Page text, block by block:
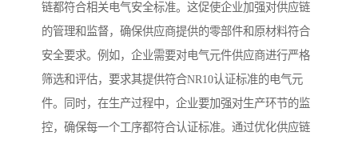
链都符合相关电气安全标准。这促使企业加强对供应链
的管理和监督，确保供应商提供的零部件和原材料符合
安全要求。例如，企业需要对电气元件供应商进行严格
筛选和评估，要求其提供符合NR10认证标准的电气元
件。同时，在生产过程中，企业要加强对生产环节的监
控，确保每一个工序都符合认证标准。通过优化供应链